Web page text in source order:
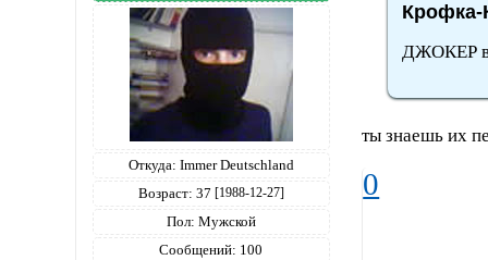
Откуда: Immer Deutschland
Возраст: 37 [1988-12-27]
Пол: Мужской
Сообщений: 100
Крофка-
ДЖОКЕР
ты знаешь их
0